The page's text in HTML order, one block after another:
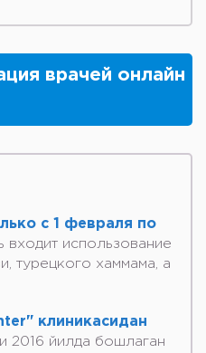
врачей онлайн
с 1 февраля по
входит использование
турецкого хаммама, а
клиникасидан
2016 йилда бошлаган